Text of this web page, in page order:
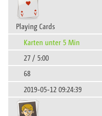
Playing Cards
Karten unter 5 Min
27 / 5:00
68
2019-05-12 09:24:39